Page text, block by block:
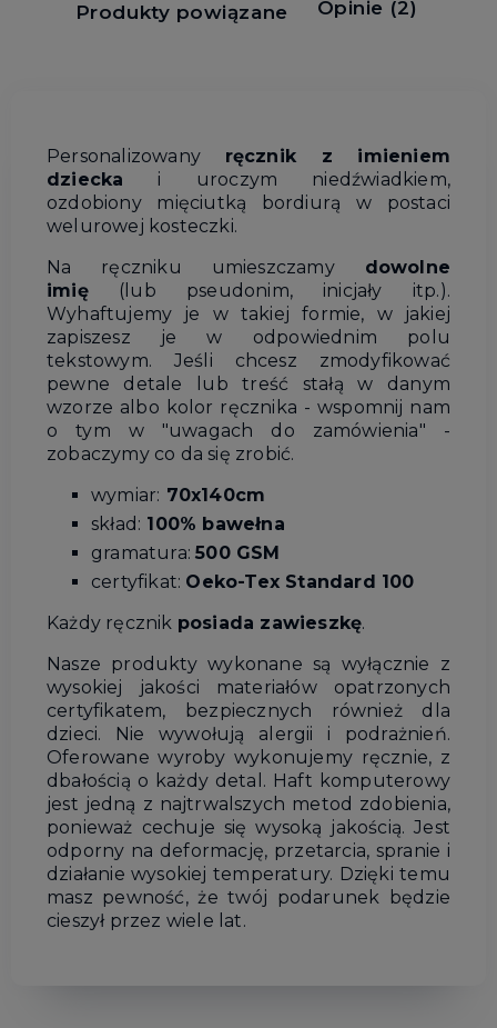
Produkty powiązane Opinie (2)
Personalizowany ręcznik z imieniem
dziecka i uroczym niedźwiadkiem,
ozdobiony mięciutką bordiurą w postaci
welurowej kosteczki.
Na ręczniku umieszczamy dowolne
imię(lub pseudonim, inicjały itp.).
Wyhaftujemy je w takiej formie, w jakiej
zapiszesz je w odpowiednim polu
tekstowym. Jeśli chcesz zmodyfikować
pewne detale lub treść stałą w danym
wzorze albo kolor ręcznika - wspomnij nam
o tym w "uwagach do zamówienia" -
zobaczymy co da się zrobić.
wymiar: 70x140cm
skład: 100% bawełna
gramatura:500 GSM
certyfikat: Oeko-Tex Standard 100
Każdy ręcznik posiada zawieszkę.
Nasze produkty wykonane są wyłącznie z
wysokiej jakości materiałów opatrzonych
certyfikatem, bezpiecznych również dla
dzieci. Nie wywołują alergii i podrażnień.
Oferowane wyroby wykonujemy ręcznie, z
dbałością o każdy detal. Haft komputerowy
jest jedną z najtrwalszych metod zdobienia,
ponieważ cechuje się wysoką jakością. Jest
odporny na deformację, przetarcia, spranie i
działanie wysokiej temperatury. Dzięki temu
masz pewność, że twój podarunek będzie
cieszył przez wiele lat.